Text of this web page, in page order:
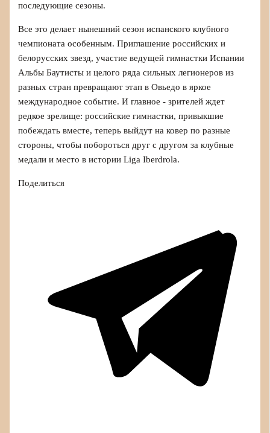
последующие сезоны.
Все это делает нынешний сезон испанского клубного
чемпионата особенным. Приглашение российских и
белорусских звезд, участие ведущей гимнастки Испании
Альбы Баутисты и целого ряда сильных легионеров из
разных стран превращают этап в Овьедо в яркое
международное событие. И главное - зрителей ждет
редкое зрелище: российские гимнастки, привыкшие
побеждать вместе, теперь выйдут на ковер по разные
стороны, чтобы побороться друг с другом за клубные
медали и место в истории Liga Iberdrola.
Поделиться